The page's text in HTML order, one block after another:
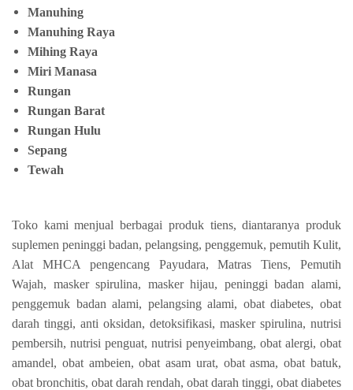
Manuhing
Manuhing Raya
Mihing Raya
Miri Manasa
Rungan
Rungan Barat
Rungan Hulu
Sepang
Tewah
Toko kami menjual berbagai produk tiens, diantaranya produk
suplemen peninggi badan, pelangsing, penggemuk, pemutih Kulit,
Alat MHCA pengencang Payudara, Matras Tiens, Pemutih
Wajah, masker spirulina, masker hijau, peninggi badan alami,
penggemuk badan alami, pelangsing alami, obat diabetes, obat
darah tinggi, anti oksidan, detoksifikasi, masker spirulina, nutrisi
pembersih, nutrisi penguat, nutrisi penyeimbang, obat alergi, obat
amandel, obat ambeien, obat asam urat, obat asma, obat batuk,
obat bronchitis, obat darah rendah, obat darah tinggi, obat diabetes